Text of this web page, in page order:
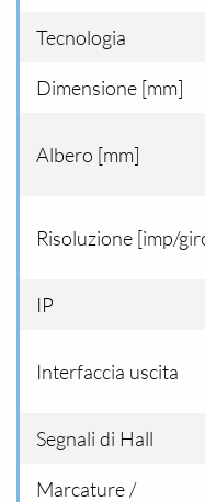
Tecnologia
Dimensione [mm]
Albero [mm]
Risoluzione [imp/
IP
Interfaccia uscita
Segnali di Hall
Marcature /